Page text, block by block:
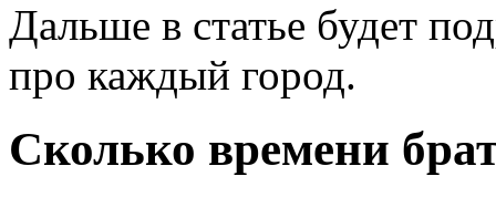
Дальше в статье будет
про каждый город.
Сколько времени